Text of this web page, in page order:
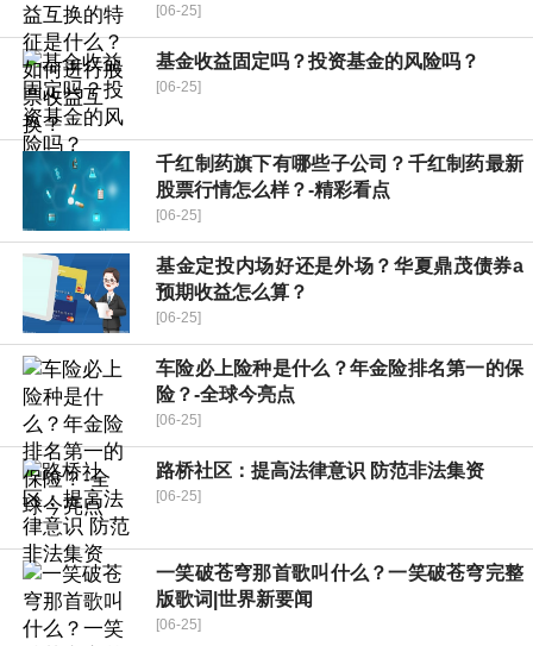
[06-25]
基金收益固定吗？投资基金的风险吗？
[06-25]
千红制药旗下有哪些子公司？千红制药最新
股票行情怎么样？-精彩看点
[06-25]
基金定投内场好还是外场？华夏鼎茂债券a
预期收益怎么算？
[06-25]
车险必上险种是什么？年金险排名第一的保
险？-全球今亮点
[06-25]
路桥社区：提高法律意识 防范非法集资
[06-25]
一笑破苍穹那首歌叫什么？一笑破苍穹完整
版歌词|世界新要闻
[06-25]